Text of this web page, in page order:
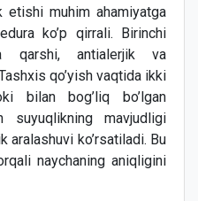
etishi muhim ahamiyatga
ko’p qirrali. Birinchi
qarshi, antialerjik va
qo’yish vaqtida ikki
bilan bog’liq bo’lgan
suyuqlikning mavjudligi
aralashuvi ko’rsatiladi. Bu
naychaning aniqligini